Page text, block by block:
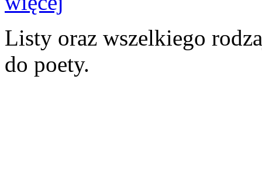
Listy oraz wszelkiego
do poety.